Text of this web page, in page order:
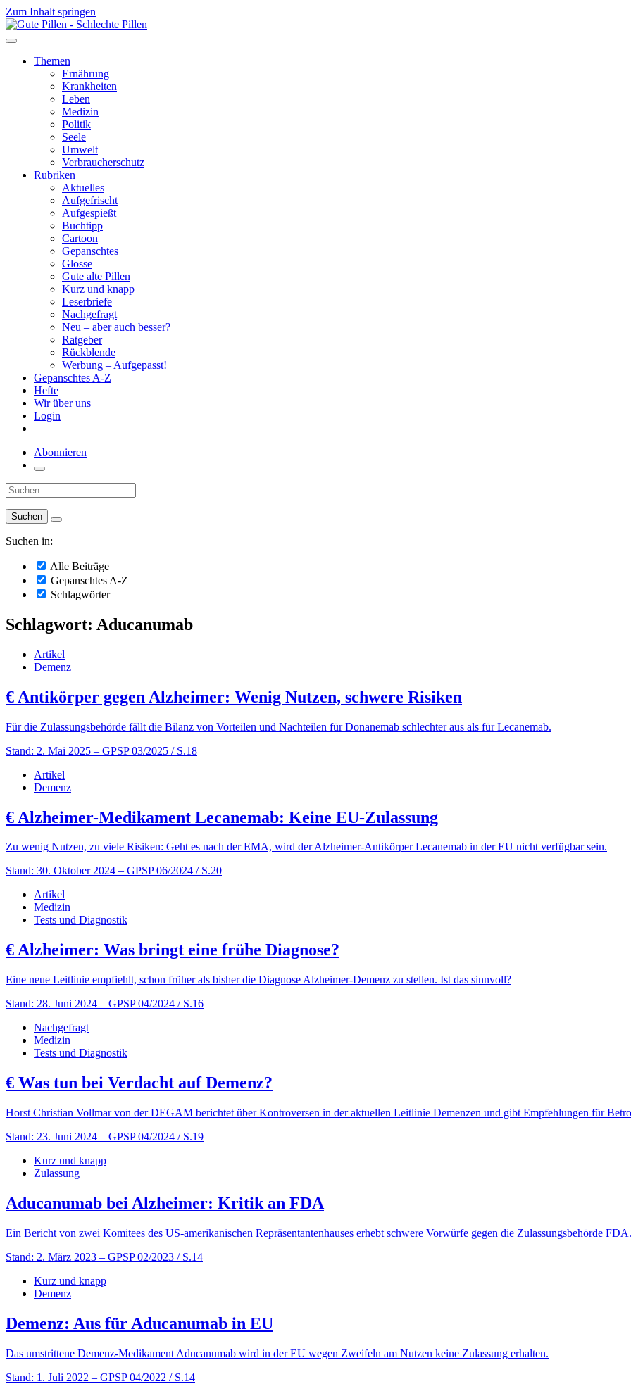
Zum Inhalt springen
Themen
Ernährung
Krankheiten
Leben
Medizin
Politik
Seele
Umwelt
Verbraucherschutz
Rubriken
Aktuelles
Aufgefrischt
Aufgespießt
Buchtipp
Cartoon
Gepanschtes
Glosse
Gute alte Pillen
Kurz und knapp
Leserbriefe
Nachgefragt
Neu – aber auch besser?
Ratgeber
Rückblende
Werbung – Aufgepasst!
Gepanschtes A-Z
Hefte
Wir über uns
Login
Abonnieren
Suche:
Suchen in:
Alle Beiträge
Gepanschtes A-Z
Schlagwörter
Schlagwort: Aducanumab
Artikel
Demenz
€ Antikörper gegen Alzheimer: Wenig Nutzen, schwere Risiken
Für die Zulassungsbehörde fällt die Bilanz von Vorteilen und Nachteilen für Donanemab schlechter aus als für Lecanemab.
Stand: 2. Mai 2025 – GPSP 03/2025 / S.18
Artikel
Demenz
€ Alzheimer-Medikament Lecanemab: Keine EU-Zulassung
Zu wenig Nutzen, zu viele Risiken: Geht es nach der EMA, wird der Alzheimer-Antikörper Lecanemab in der EU nicht verfügbar sein.
Stand: 30. Oktober 2024 – GPSP 06/2024 / S.20
Artikel
Medizin
Tests und Diagnostik
€Alzheimer: Was bringt eine frühe Diagnose?
Eine neue Leitlinie empfiehlt, schon früher als bisher die Diagnose Alzheimer-Demenz zu stellen. Ist das sinnvoll?
Stand: 28. Juni 2024 – GPSP 04/2024 / S.16
Nachgefragt
Medizin
Tests und Diagnostik
€ Was tun bei Verdacht auf Demenz?
Horst Christian Vollmar von der DEGAM berichtet über Kontroversen in der aktuellen Leitlinie Demenzen und gibt Empfehlungen für
Stand: 23. Juni 2024 – GPSP 04/2024 / S.19
Kurz und knapp
Zulassung
Aducanumab bei Alzheimer: Kritik an FDA
Ein Bericht von zwei Komitees des US-amerikanischen Repräsentantenhauses erhebt schwere Vorwürfe gegen die Zulassungsbehörde FDA.
Stand: 2. März 2023 – GPSP 02/2023 / S.14
Kurz und knapp
Demenz
Demenz: Aus für Aducanumab in EU
Das umstrittene Demenz-Medikament Aducanumab wird in der EU wegen Zweifeln am Nutzen keine Zulassung erhalten.
Stand: 1. Juli 2022 – GPSP 04/2022 / S.14